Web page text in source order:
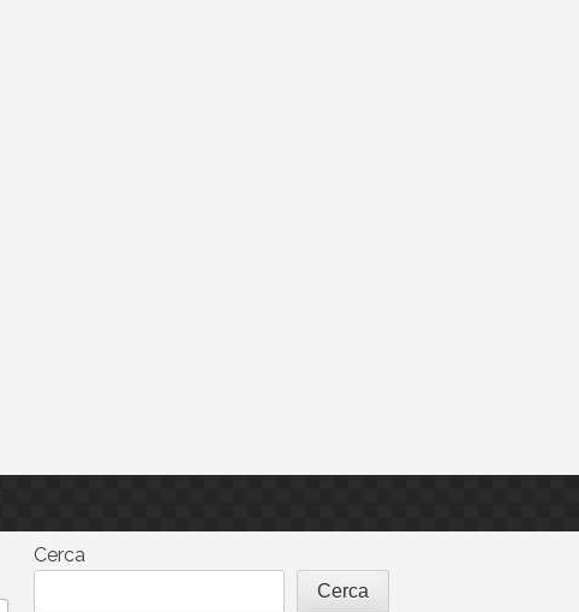
Cerca
Cerca